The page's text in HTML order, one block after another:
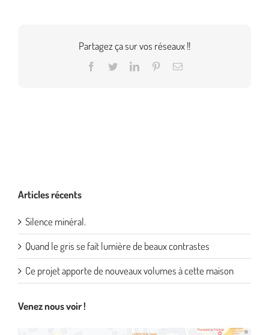
Partagez ça sur vos réseaux !!
Facebook
TwitterLinkedInPinterestEmail
Articles récents
Silence minéral.
Quand le gris se fait lumière de beaux contrastes
Ce projet apporte de nouveaux volumes à cette maison
Venez nous voir !